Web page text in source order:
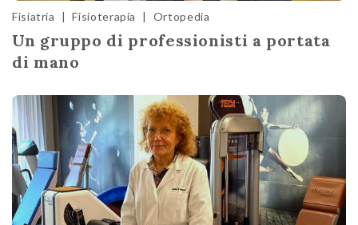
Fisiatria | Fisioterapia | Ortopedia
Un gruppo di professionisti a portata
di mano